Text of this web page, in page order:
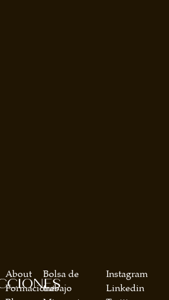
About
Formaciones
Bolsa de
trabajo
Instagram
Linkedin